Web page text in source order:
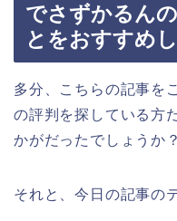
でさずかるん
とをおすすめし
多分、こちらの記事を
の評判を探している方
かがだったでしょうか？
それと、今日の記事の